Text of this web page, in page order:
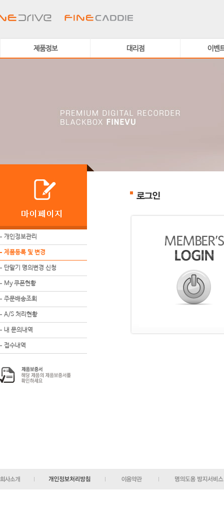
제품정보 대리점 이벤
개인정보관리
제품등록 및 변경
단말기 명의변경 신청
My 쿠폰현황
주문배송조회
A/S 처리현황
내 문의내역
접수내역